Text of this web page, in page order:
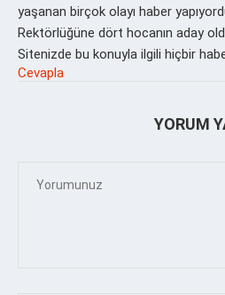
yaşanan birçok olayı haber
Rektörlüğüne dört hocanın aday
Sitenizde bu konuyla ilgili hiçbir
Cevapla
YORUM